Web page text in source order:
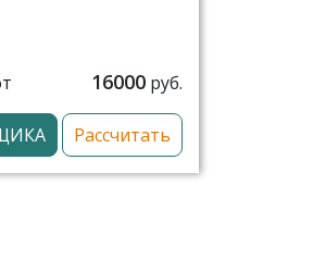
16000 руб.
Рассчитать